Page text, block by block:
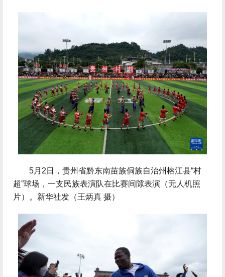
5月2日，贵州省黔东南苗族侗族自治州榕江县“村
超”球场，一支民族表演队在比赛间隙表演（无人机照
片）。新华社发（王炳真 摄）